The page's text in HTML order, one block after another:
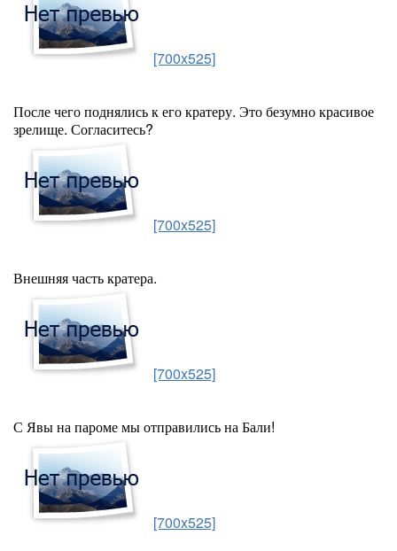
[700x525]
После чего поднялись к его кратеру. Это безумно красивое
зрелище. Согласитесь?
[700x525]
Внешняя часть кратера.
[700x525]
С Явы на пароме мы отправились на Бали!
[700x525]